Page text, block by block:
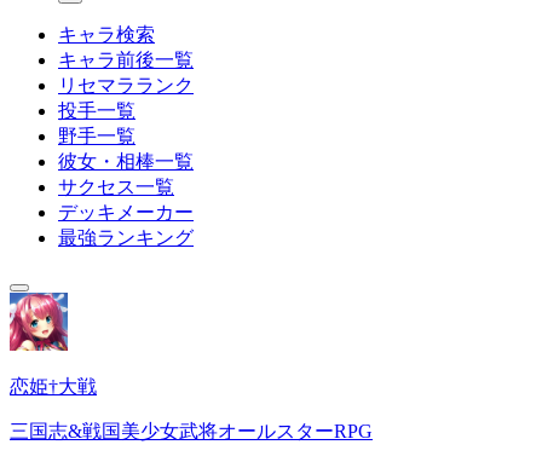
キャラ検索
キャラ前後一覧
リセマラランク
投手一覧
野手一覧
彼女・相棒一覧
サクセス一覧
デッキメーカー
最強ランキング
恋姫†大戦
三国志&戦国美少女武将オールスターRPG